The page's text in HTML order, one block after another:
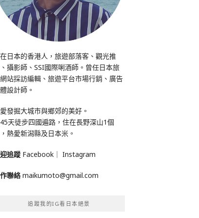
日本的香港人，旅遊部落客、觀光推
攝影師、SSI國際唎酒師。曾任日本旅
站採訪編輯、旅遊平台市場行銷、廣告
設計師。
發掘大城市與鄉郊的美好。
天徒步四國遍路，住在長野深山1個
熱愛新潟縣及日本米。
追蹤 Facebook ｜ Instagram
聯絡 maikumoto@gmail.com
追蹤我的IG看日本絕景